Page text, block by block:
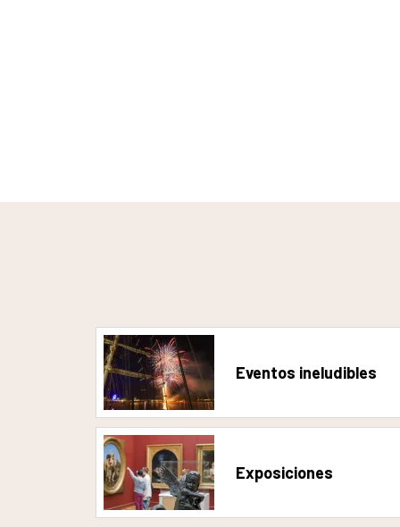
Eventos ineludibles
Exposiciones